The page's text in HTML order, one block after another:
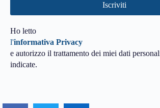
Ho letto
l'informativa Privacy
e autorizzo il trattamento dei miei dati
indicate.